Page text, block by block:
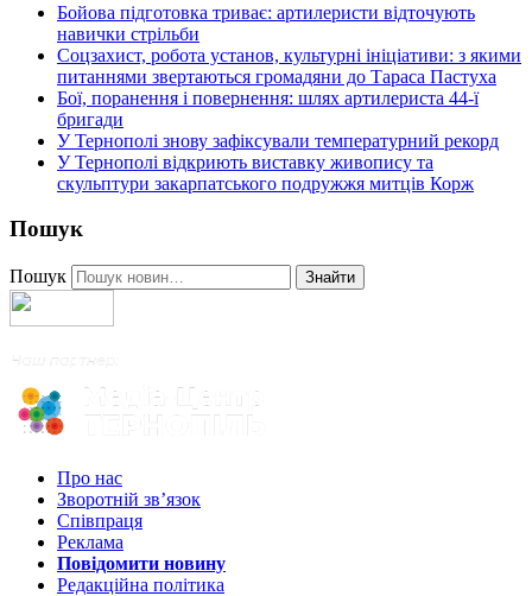
Бойова підготовка триває: артилеристи відточують
навички стрільби
Соцзахист, робота установ, культурні ініціативи: з якими
питаннями звертаються громадяни до Тараса Пастуха
Бої, поранення і повернення: шлях артилериста 44-ї
бригади
У Тернополі знову зафіксували температурний рекорд
У Тернополі відкриють виставку живопису та
скульптури закарпатського подружжя митців Корж
Пошук
Пошук Знайти
Про нас
Зворотній зв’язок
Співпраця
Реклама
Повідомити новину
Редакційна політика